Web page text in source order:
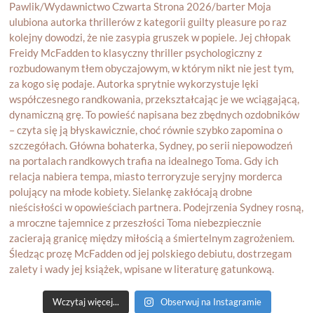
Wczytaj więcej... Obserwuj na Instagramie